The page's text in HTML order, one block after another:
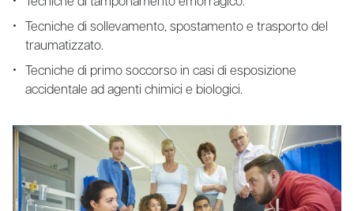
Tecniche di sollevamento, spostamento e trasporto del
traumatizzato.
Tecniche di primo soccorso in casi di esposizione
accidentale ad agenti chimici e biologici.